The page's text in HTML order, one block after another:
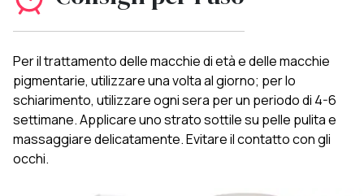
Per il trattamento delle macchie di età e delle macchie
pigmentarie, utilizzare una volta al giorno; per lo
schiarimento, utilizzare ogni sera per un periodo di 4-6
settimane. Applicare uno strato sottile su pelle pulita e
massaggiare delicatamente. Evitare il contatto con gli
occhi.